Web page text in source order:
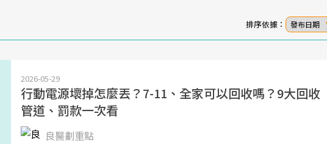
排序依據： 發布日期
2026-05-29
行動電源壞掉怎麼丟？7-11、全家可以回收嗎？9大回收
管道、罰款一次看
良醫劃重點
面對超高齡社會的浪潮，台灣正在快速邁
2025年，就到良醫生活祭體驗「一站式健